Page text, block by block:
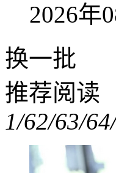
2026年
换一批
推荐阅读
1/62/63/6